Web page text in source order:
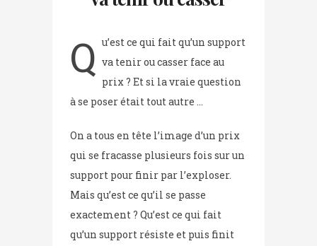
Q u’est ce qui fait qu’un support
va tenir ou casser face au
prix ? Et si la vraie question
à se poser était tout autre …
On a tous en tête l’image d’un prix
qui se fracasse plusieurs fois sur un
support pour finir par l’exploser.
Mais qu’est ce qu’il se passe
exactement ? Qu’est ce qui fait
qu’un support résiste et puis finit